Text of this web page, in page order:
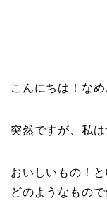
こんにちは！なめ
突然ですが、私
おいしいもの！
どのようなもの